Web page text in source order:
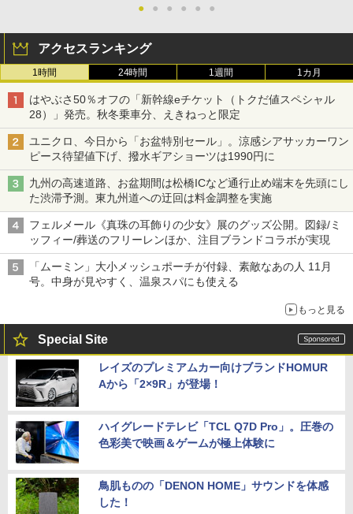
● ● ● ● ● ●
アクセスランキング
1時間 24時間 1週間 1カ月
はやぶさ50％オフの「新幹線eチケット（トクだ値スペシャル
28）」発売。秋冬乗車分、えきねっと限定
ユニクロ、今日から「お盆特別セール」。涼感シアサッカーワン
ピース待望値下げ、撥水ギアショーツは1990円に
九州の高速道路、お盆期間は松橋ICなど通行止め端末を先頭にし
た渋滞予測。東九州道への迂回は料金調整を実施
フェルメール《真珠の耳飾りの少女》展のグッズ公開。図録/ミ
ッフィー/葬送のフリーレンほか、注目ブランドコラボが実現
「ムーミン」大小メッシュポーチが付録、素敵なあの人 11月
号。中身が見やすく、温泉スパにも使える
もっと見る
Special Site
レイズのプレミアムカー向けブランドHOMUR
Aから「2×9R」が登場！
ハイグレードテレビ「TCL Q7D Pro」。圧巻の
色彩美で映画＆ゲームが極上体験に
鳥肌ものの「DENON HOME」サウンドを体感
した！